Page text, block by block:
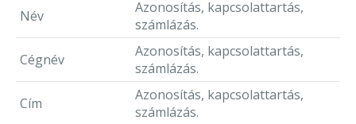
Név
Azonosítás, kapcsolattartás,
számlázás.
Cégnév
Azonosítás, kapcsolattartás,
számlázás.
Cím
Azonosítás, kapcsolattartás,
számlázás.